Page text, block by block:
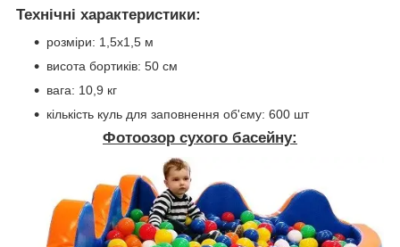
Технічні характеристики:
розміри: 1,5х1,5 м
висота бортиків: 50 см
вага: 10,9 кг
кількість куль для заповнення об'єму: 600 шт
Фотоозор сухого басейну: